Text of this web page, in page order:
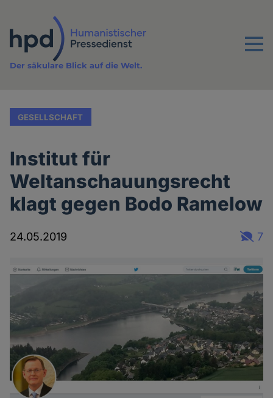
Inhalt
Menu
Der säkulare Blick auf die Welt.
GESELLSCHAFT
Institut für
Weltanschauungsrecht
klagt gegen Bodo Ramelow
24.05.2019 7